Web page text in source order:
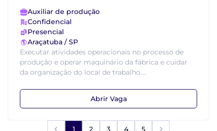
Auxiliar de produção
Confidencial
Presencial
Araçatuba / SP
Executar atividades operacionais no processo de
produção e operar maquinário da fábrica e cuidar
da organização do local de trabalho....
Abrir Vaga
1 2 3 4 5